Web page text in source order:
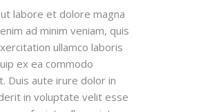
labore et dolore magna
ad minim veniam, quis
ullamco laboris
ex ea commodo
Duis aute irure dolor in
in voluptate velit esse